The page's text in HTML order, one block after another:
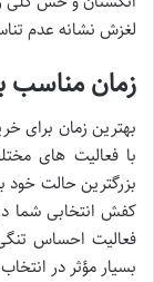
لغزش نشانه عدم
زمان مناسب
بهترین زمان برای
با فعالیت های
بزرگترین حالت
کفش انتخابی شما
فعالیت احساس
بسیار مؤثر در